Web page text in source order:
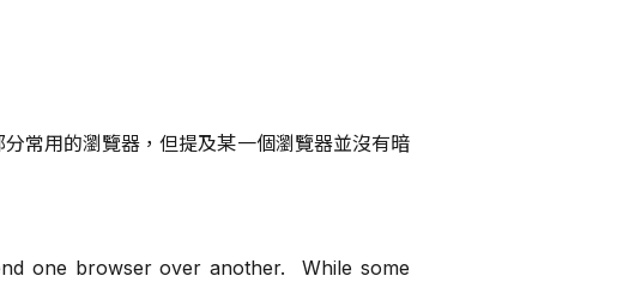
常用的瀏覽器，但提及某一個瀏覽器並沒有暗
one browser over another. While some